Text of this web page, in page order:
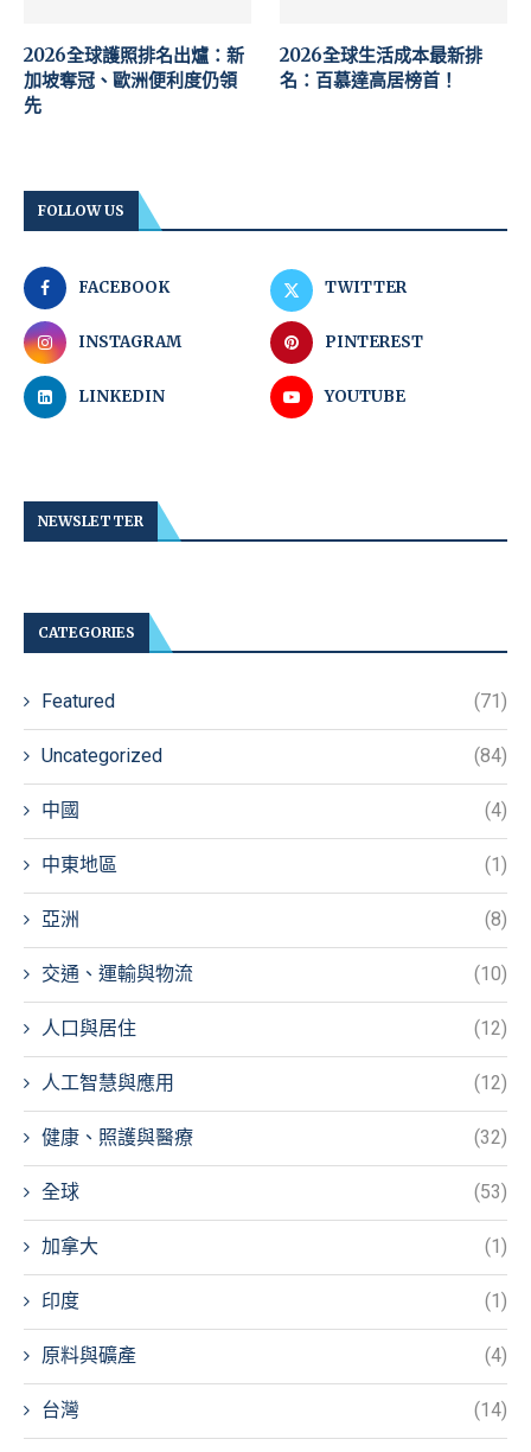
2026全球護照排名出爐：新
加坡奪冠、歐洲便利度仍領
先
2026全球生活成本最新排
名：百慕達高居榜首！
FOLLOW US
FACEBOOK TWITTER
INSTAGRAM PINTEREST
LINKEDIN YOUTUBE
NEWSLETTER
CATEGORIES
Featured (71)
Uncategorized (84)
中國 (4)
中東地區 (1)
亞洲 (8)
交通、運輸與物流 (10)
人口與居住 (12)
人工智慧與應用 (12)
健康、照護與醫療 (32)
全球 (53)
加拿大 (1)
印度 (1)
原料與礦產 (4)
台灣 (14)